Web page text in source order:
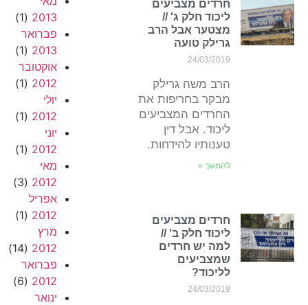
חרדים מצביעים
ליכוד חלק ג' //
מצטער אבל הרב
גרילק טועה
24/03/2019
הרב משה גרילק
מבקר בחריפות את
החרדים המצביעים
ליכוד. אבל דין
טענותיו להידחות.
להמשך »
חרדים מצביעים
ליכוד חלק ב' //
למה יש חרדים
שמצביעים
לליכוד?
24/03/2019
2013
(1)
פברואר
2013
(1)
אוקטובר
2012
(1)
יולי
2012
(1)
יוני
2012
(1)
מאי
2012
(3)
אפריל
2012
(1)
מרץ
2012
(14)
פברואר
2012
(6)
ינואר